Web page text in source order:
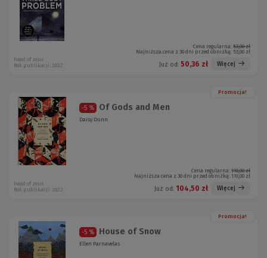
Cena regularna: 53,00 zł
Najniższa cena z 30 dni przed obniżką: 53,00 zł
Już od: 50,36 zł Więcej
head of zeus
Rok publikacji: 2022
Promocja!
-5 % Of Gods and Men
Daisy Dunn
Cena regularna: 110,00 zł
Najniższa cena z 30 dni przed obniżką: 110,00 zł
Już od: 104,50 zł Więcej
head of zeus
Rok publikacji: 2022
Promocja!
-5 % House of Snow
Ellen Parnavelas